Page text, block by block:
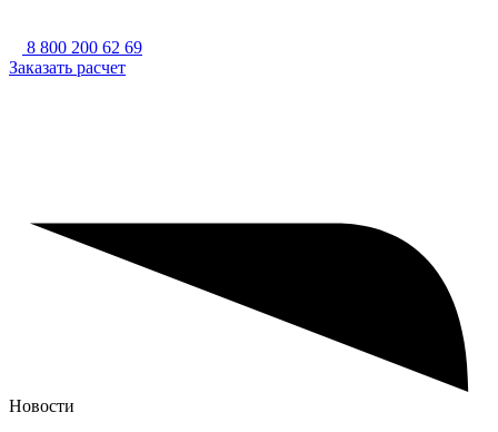
8 800 200 62 69
Заказать расчет
Новости